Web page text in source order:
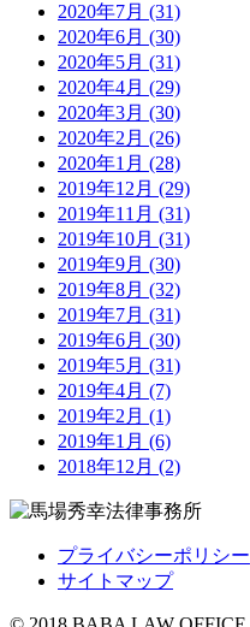
2020年7月 (31)
2020年6月 (30)
2020年5月 (31)
2020年4月 (29)
2020年3月 (30)
2020年2月 (26)
2020年1月 (28)
2019年12月 (29)
2019年11月 (31)
2019年10月 (31)
2019年9月 (30)
2019年8月 (32)
2019年7月 (31)
2019年6月 (30)
2019年5月 (31)
2019年4月 (7)
2019年2月 (1)
2019年1月 (6)
2018年12月 (2)
プライバシーポリシー
サイトマップ